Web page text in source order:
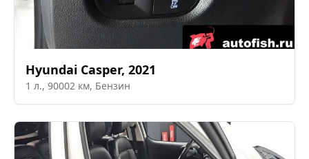
Hyundai Casper, 2021
1 л., 90002 км, Бензин